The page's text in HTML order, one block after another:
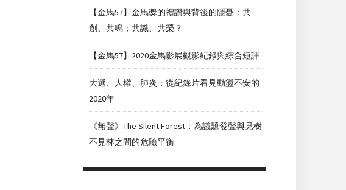
【金馬57】金馬獎的禮讚與背後的隱憂：共
創、共鳴；共識、共榮？
【金馬57】2020金馬影展觀影紀錄與綜合短評
大選、人權、肺炎：從紀錄片看見動盪不安的
2020年
《無聲》The Silent Forest：為議題發聲與見樹
不見林之間的危險平衡